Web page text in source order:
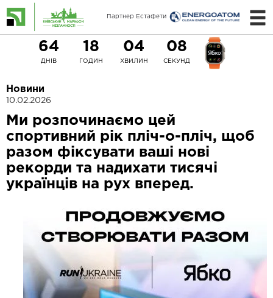
Партнер Естафети
64
ДНІВ
18
ГОДИН
04
ХВИЛИН
08
СЕКУНД
Новини
10.02.2026
Ми розпочинаємо цей
спортивний рік пліч-о-пліч, щоб
разом фіксувати ваші нові
рекорди та надихати тисячі
українців на рух вперед.